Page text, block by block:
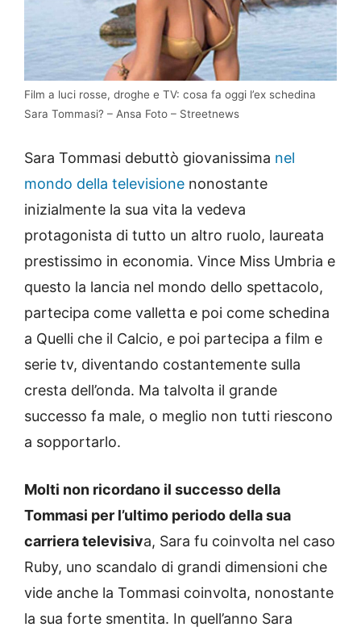
Film a luci rosse, droghe e TV: cosa fa oggi l’ex schedina
Sara Tommasi? – Ansa Foto – Streetnews
Sara Tommasi debuttò giovanissima nel
mondo della televisione nonostante
inizialmente la sua vita la vedeva
protagonista di tutto un altro ruolo, laureata
prestissimo in economia. Vince Miss Umbria e
questo la lancia nel mondo dello spettacolo,
partecipa come valletta e poi come schedina
a Quelli che il Calcio, e poi partecipa a film e
serie tv, diventando costantemente sulla
cresta dell’onda. Ma talvolta il grande
successo fa male, o meglio non tutti riescono
a sopportarlo.
Molti non ricordano il successo della
Tommasi per l’ultimo periodo della sua
carriera televisiva, Sara fu coinvolta nel caso
Ruby, uno scandalo di grandi dimensioni che
vide anche la Tommasi coinvolta, nonostante
la sua forte smentita. In quell’anno Sara